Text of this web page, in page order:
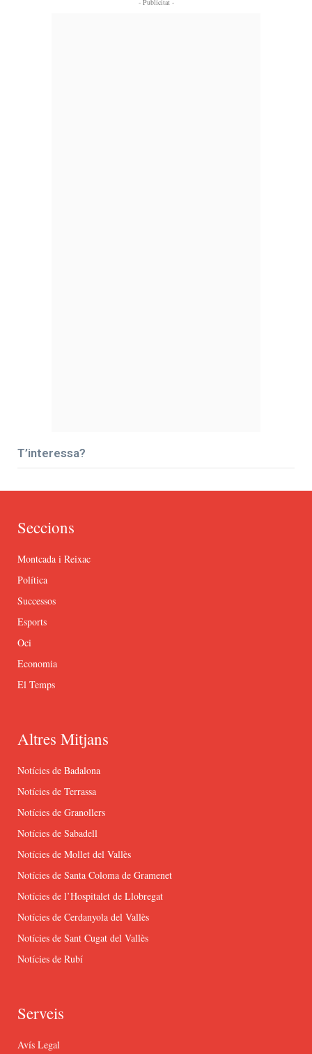
T’interessa?
Seccions
Montcada i Reixac
Política
Successos
Esports
Oci
Economia
El Temps
Altres Mitjans
Notícies de Badalona
Notícies de Terrassa
Notícies de Granollers
Notícies de Sabadell
Notícies de Mollet del Vallès
Notícies de Santa Coloma de Gramenet
Notícies de l’Hospitalet de Llobregat
Notícies de Cerdanyola del Vallès
Notícies de Sant Cugat del Vallès
Notícies de Rubí
Serveis
Avís Legal